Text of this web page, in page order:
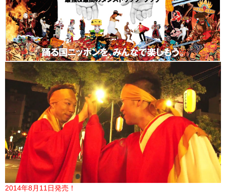
2014年8月11日発売！